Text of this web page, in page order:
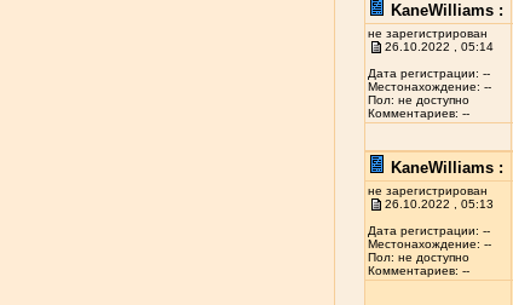
KaneWilliams :
не зарегистрирован
26.10.2022 , 05:14
Дата регистрации: --
Местонахождение: --
Пол: не доступно
Комментариев: --
KaneWilliams :
не зарегистрирован
26.10.2022 , 05:13
Дата регистрации: --
Местонахождение: --
Пол: не доступно
Комментариев: --